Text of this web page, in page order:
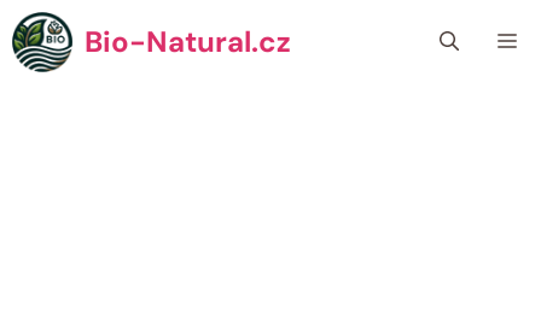
Přeskočit
na
obsah
Bio-Natural.cz